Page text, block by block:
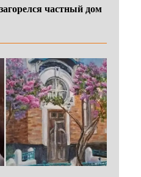
частный дом